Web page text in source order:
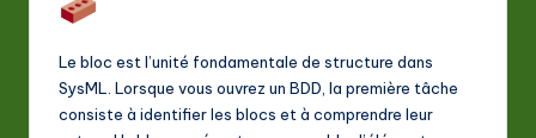
ti
o
Le bloc est l’unité fondamentale de structure dans
SysML. Lorsque vous ouvrez un BDD, la première tâche
consiste à identifier les blocs et à comprendre leur